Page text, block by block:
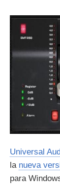
Universal
la nueva
para